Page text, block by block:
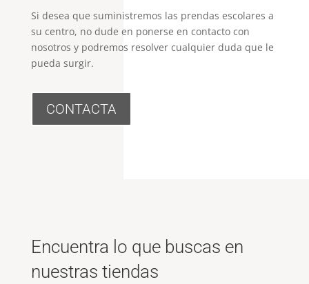
Si desea que suministremos las prendas escolares a
su centro, no dude en ponerse en contacto con
nosotros y podremos resolver cualquier duda que le
pueda surgir.
CONTACTA
Encuentra lo que buscas en
nuestras tiendas